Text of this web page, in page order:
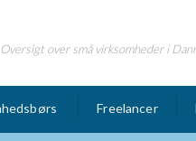
Oversigt over små virksomheder i
Freelancer